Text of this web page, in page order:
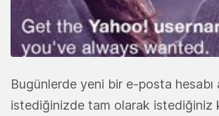
Bugünlerde yeni bir e-posta hesabı
istediğinizde tam olarak istediğiniz